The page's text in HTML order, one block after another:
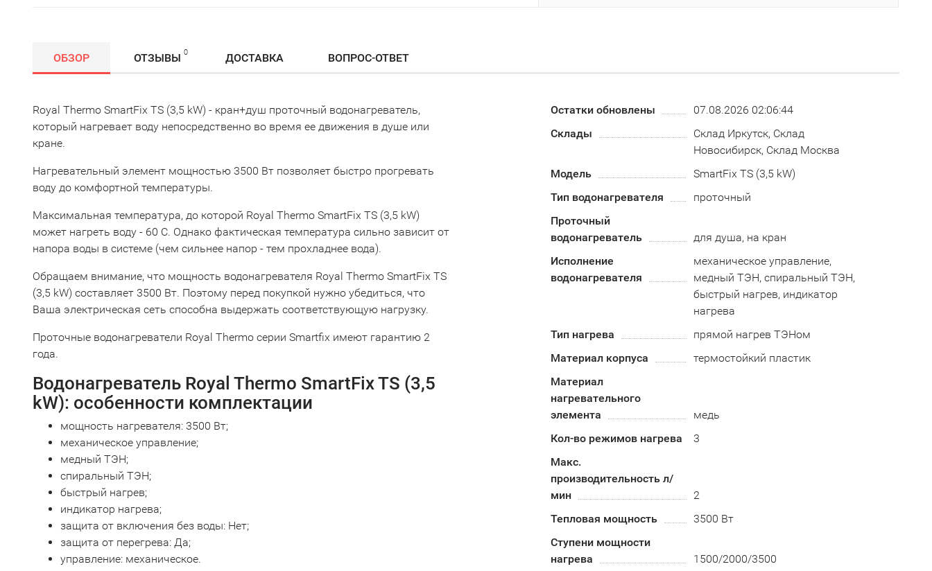
ОБЗОР ОТЗЫВЫ 0 ДОСТАВКА ВОПРОС-ОТВЕТ
Royal Thermo SmartFix TS (3,5 kW) - кран+душ проточный водонагреватель,
который нагревает воду непосредственно во время ее движения в душе или
кране.
Нагревательный элемент мощностью 3500 Вт позволяет быстро прогревать
воду до комфортной температуры.
Максимальная температура, до которой Royal Thermo SmartFix TS (3,5 kW)
может нагреть воду - 60 С. Однако фактическая температура сильно зависит от
напора воды в системе (чем сильнее напор - тем прохладнее вода).
Обращаем внимание, что мощность водонагревателя Royal Thermo SmartFix TS
(3,5 kW) составляет 3500 Вт. Поэтому перед покупкой нужно убедиться, что
Ваша электрическая сеть способна выдержать соответствующую нагрузку.
Проточные водонагреватели Royal Thermo серии Smartfix имеют гарантию 2
года.
Водонагреватель Royal Thermo SmartFix TS (3,5
kW): особенности комплектации
мощность нагревателя: 3500 Вт;
механическое управление;
медный ТЭН;
спиральный ТЭН;
быстрый нагрев;
индикатор нагрева;
защита от включения без воды: Нет;
защита от перегрева: Да;
управление: механическое.
Остатки обновлены
07.08.2026 02:06:44
Склады
Склад Иркутск, Склад
Новосибирск, Склад Москва
Модель
SmartFix TS (3,5 kW)
Тип водонагревателя
проточный
Проточный
водонагреватель
для душа, на кран
Исполнение
водонагревателя
механическое управление,
медный ТЭН, спиральный ТЭН,
быстрый нагрев, индикатор
нагрева
Тип нагрева
прямой нагрев ТЭНом
Материал корпуса
термостойкий пластик
Материал
нагревательного
элемента
медь
Кол-во режимов нагрева
3
Макс.
производительность л/
мин
2
Тепловая мощность
3500 Вт
Ступени мощности
нагрева
1500/2000/3500